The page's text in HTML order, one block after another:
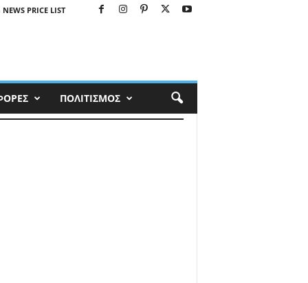
PRICE LIST
ΠΟΛΙΤΙΣΜΟΣ